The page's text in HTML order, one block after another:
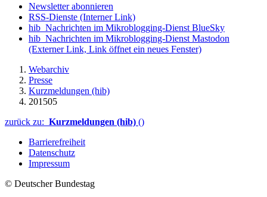
Newsletter abonnieren
RSS-Dienste (Interner Link)
hib_Nachrichten im Mikroblogging-Dienst BlueSky
hib_Nachrichten im Mikroblogging-Dienst Mastodon
(Externer Link, Link öffnet ein neues Fenster)
Webarchiv
Presse
Kurzmeldungen (hib)
201505
zurück zu: Kurzmeldungen (hib) ()
Barrierefreiheit
Datenschutz
Impressum
© Deutscher Bundestag